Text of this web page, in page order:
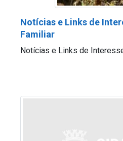
Notícias e Links de
Familiar
Notícias e Links de